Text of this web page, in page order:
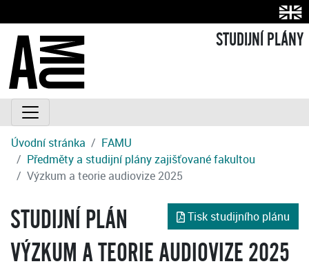
STUDIJNÍ PLÁNY
Úvodní stránka
FAMU
Předměty a studijní plány zajišťované fakultou
Výzkum a teorie audiovize 2025
Tisk studijního plánu
STUDIJNÍ PLÁN
VÝZKUM A TEORIE AUDIOVIZE 2025